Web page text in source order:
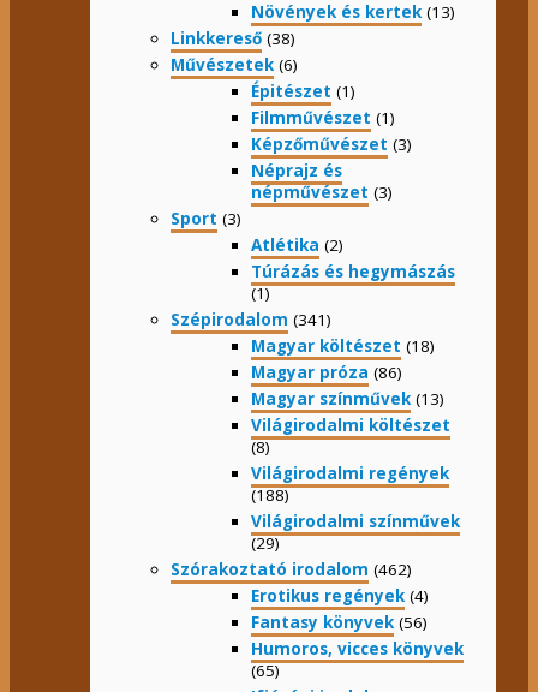
Növények és kertek (13)
Linkkereső (38)
Művészetek (6)
Épitészet (1)
Filmművészet (1)
Képzőművészet (3)
Néprajz és
népművészet (3)
Sport (3)
Atlétika (2)
Túrázás és hegymászás
(1)
Szépirodalom (341)
Magyar költészet (18)
Magyar próza (86)
Magyar színművek (13)
Világirodalmi költészet
(8)
Világirodalmi regények
(188)
Világirodalmi színművek
(29)
Szórakoztató irodalom (462)
Erotikus regények (4)
Fantasy könyvek (56)
Humoros, vicces könyvek
(65)